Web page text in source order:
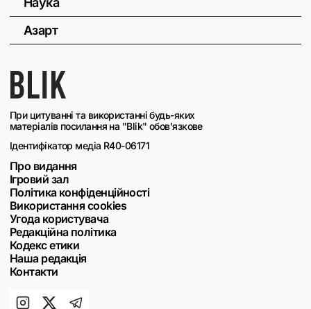
При цитуванні та використанні будь-яких
матеріалів посилання на "Blik" обов'язкове
Ідентифікатор медіа R40-06171
Про видання
Ігровий зал
Політика конфіденційності
Використання cookies
Угода користувача
Редакційна політика
Кодекс етики
Наша редакція
Контакти
Азарт